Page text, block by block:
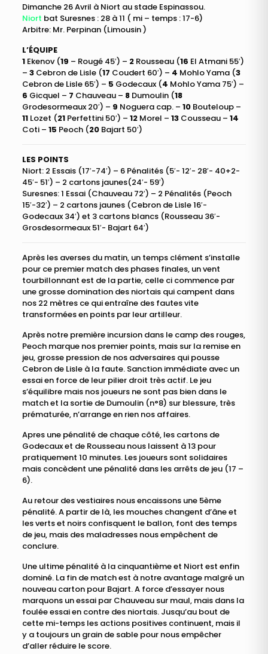
Dimanche 26 Avril à Niort au stade Espinassou.
Niort bat Suresnes : 28 à 11 ( mi – temps : 17-6)
Arbitre: Mr. Perpinan (Limousin )
L’ÉQUIPE
1Ekenov (19 – Rougé 45′) – 2Rousseau (16 El Atmani 55′)
– 3Cebron de Lisle (17 Coudert 60′) – 4 Mohlo Yama (3
Cebron de Lisle 65′) – 5 Godecaux (4 Mohlo Yama 75′) –
6 Gicquel – 7 Chauveau – 8Dumoulin (18
Grodesormeaux 20′) – 9 Noguera cap. – 10Bouteloup –
11Lozet (21Perfettini 50′) – 12Morel – 13Cousseau – 14
Coti – 15 Peoch (20Bajart 50′)
LES POINTS
Niort: 2 Essais (17′-74′) – 6 Pénalités (5′- 12′- 28′- 40+2-
45′- 51′) – 2 cartons jaunes(24′- 59′)
Suresnes: 1 Essai (Chauveau 72′) – 2 Pénalités (Peoch
15′-32′) – 2 cartons jaunes (Cebron de Lisle 16′-
Godecaux 34′) et 3 cartons blancs (Rousseau 36′-
Grosdesormeaux 51′- Bajart 64′)
Après les averses du matin, un temps clément s’installe
pour ce premier match des phases finales, un vent
tourbillonnant est de la partie, celle ci commence par
une grosse domination des niortais qui campent dans
nos 22 mètres ce qui entraîne des fautes vite
transformées en points par leur artilleur.
Après notre première incursion dans le camp des rouges,
Peoch marque nos premier points, mais sur la remise en
jeu, grosse pression de nos adversaires qui pousse
Cebron de Lisle à la faute. Sanction immédiate avec un
essai en force de leur pilier droit très actif. Le jeu
s’équilibre mais nos joueurs ne sont pas bien dans le
match et la sortie de Dumoulin (n°8) sur blessure, très
prématurée, n’arrange en rien nos affaires.
Apres une pénalité de chaque côté, les cartons de
Godecaux et de Rousseau nous laissent à 13 pour
pratiquement 10 minutes. Les joueurs sont solidaires
mais concèdent une pénalité dans les arrêts de jeu (17 –
6).
Au retour des vestiaires nous encaissons une 5ème
pénalité. A partir de là, les mouches changent d’âne et
les verts et noirs confisquent le ballon, font des temps
de jeu, mais des maladresses nous empêchent de
conclure.
Une ultime pénalité à la cinquantième et Niort est enfin
dominé. La fin de match est à notre avantage malgré un
nouveau carton pour Bajart. A force d’essayer nous
marquons un essai par Chauveau sur maul, mais dans la
foulée essai en contre des niortais. Jusqu’au bout de
cette mi-temps les actions positives continuent, mais il
y a toujours un grain de sable pour nous empêcher
d’aller réduire le score.